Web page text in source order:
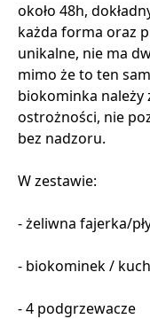
około 48h,
każda forma oraz
unikalne, nie ma
mimo że to ten
biokominka należy
ostrożności, nie
bez nadzoru.
W zestawie:
- żeliwna fajerka/
- biokominek /
- 4 podgrzewacze